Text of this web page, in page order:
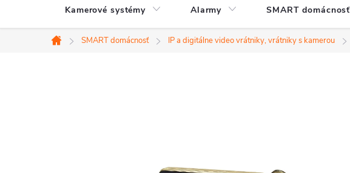
Kamerové systémy Alarmy SMART domácnosť
Domov
SMART domácnosť IP a digitálne video vrátniky, vrátniky s kamerou